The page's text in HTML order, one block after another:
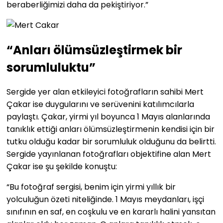
beraberliğimizi daha da pekiştiriyor.”
“Anları ölümsüzleştirmek bir
sorumluluktu”
Sergide yer alan etkileyici fotoğrafların sahibi Mert
Çakar ise duygularını ve serüvenini katılımcılarla
paylaştı. Çakar, yirmi yıl boyunca 1 Mayıs alanlarında
tanıklık ettiği anları ölümsüzleştirmenin kendisi için bir
tutku olduğu kadar bir sorumluluk olduğunu da belirtti.
Sergide yayınlanan fotoğrafları objektifine alan Mert
Çakar ise şu şekilde konuştu:
“Bu fotoğraf sergisi, benim için yirmi yıllık bir
yolculuğun özeti niteliğinde. 1 Mayıs meydanları, işçi
sınıfının en saf, en coşkulu ve en kararlı halini yansıtan